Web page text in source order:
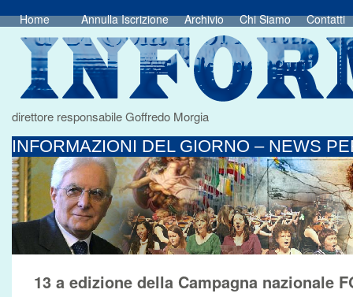
Home Annulla Iscrizione Archivio Chi Siamo Contatti
direttore responsabile Goffredo Morgia
INFORMAZIONI DEL GIORNO – NEWS
13 a edizione della Campagna nazionale